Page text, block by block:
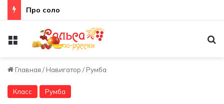
Неправильная техника
Меню
Главная / Навигатор / Румба
Класс Румба